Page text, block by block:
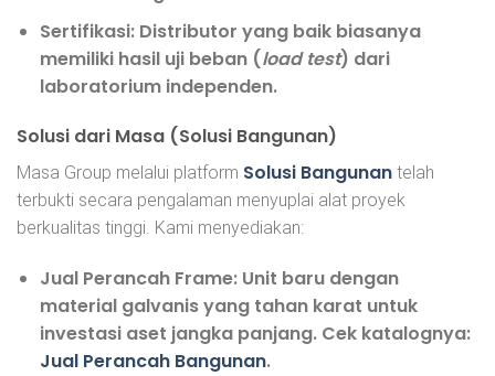
Sertifikasi:Distributor yang baik biasanya
memiliki hasil uji beban (load test) dari
laboratorium independen.
Solusi dari Masa (Solusi Bangunan)
Masa Group melalui platform Solusi Bangunan telah
terbukti secara pengalaman menyuplai alat proyek
berkualitas tinggi. Kami menyediakan:
Jual Perancah Frame:Unit baru dengan
material galvanis yang tahan karat untuk
investasi aset jangka panjang. Cek katalognya:
Jual Perancah Bangunan.